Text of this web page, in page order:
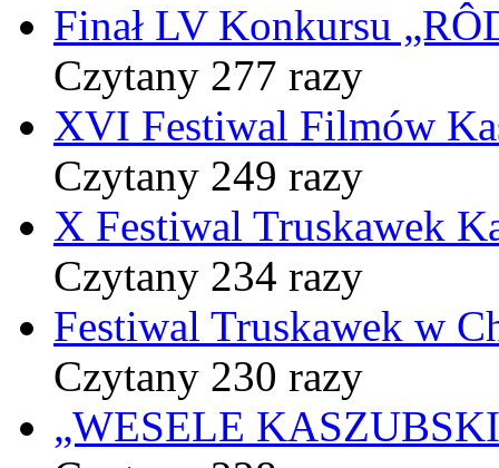
Finał LV Konkursu
Czytany 277 razy
XVI Festiwal Filmów
Czytany 249 razy
X Festiwal Truskawek
Czytany 234 razy
Festiwal Truskawek w
Czytany 230 razy
„WESELE